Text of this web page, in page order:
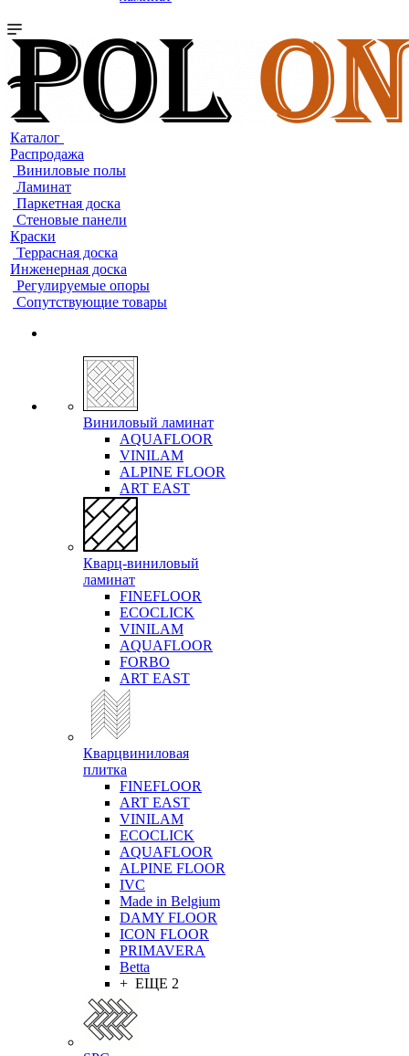
Каталог
Распродажа
Виниловые полы
Ламинат
Паркетная доска
Стеновые панели
Краски
Террасная доска
Инженерная доска
Регулируемые опоры
Сопутствующие товары
Виниловый ламинат
AQUAFLOOR
VINILAM
ALPINE FLOOR
ART EAST
Кварц-виниловый
ламинат
FINEFLOOR
ECOCLICK
VINILAM
AQUAFLOOR
FORBO
ART EAST
Кварцвиниловая
плитка
FINEFLOOR
ART EAST
VINILAM
ECOCLICK
AQUAFLOOR
ALPINE FLOOR
IVC
Made in Belgium
DAMY FLOOR
ICON FLOOR
PRIMAVERA
Betta
+ ЕЩЕ 2